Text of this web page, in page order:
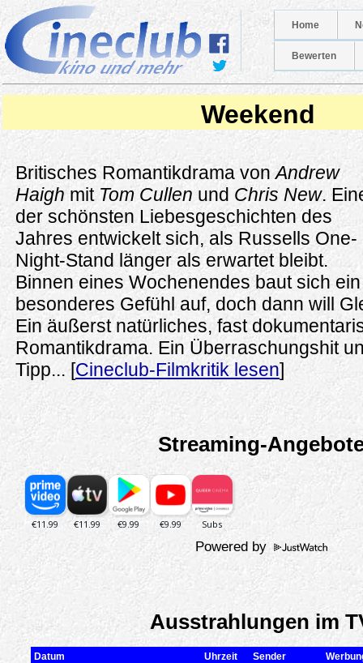
Home
Bewerten
Weekend
Britisches Romantikdrama vonAndrew
Haigh mit Tom Cullen und Chris New.
der schönsten Liebesgeschichten des
Jahres entwickelt sich, als Russells One-
Night-Stand länger als erwartet bleibt.
Binnen eines Wochenendes baut sich ein
besonderes Gefühl auf, doch dann will
Ein äußerst natürliches, fast
Romantikdrama. Ein Überraschungshit
Tipp... [Cineclub-Filmkritik lesen]
Streaming-
Powered by
Ausstrahlungen im
Datum Uhrzeit Sender